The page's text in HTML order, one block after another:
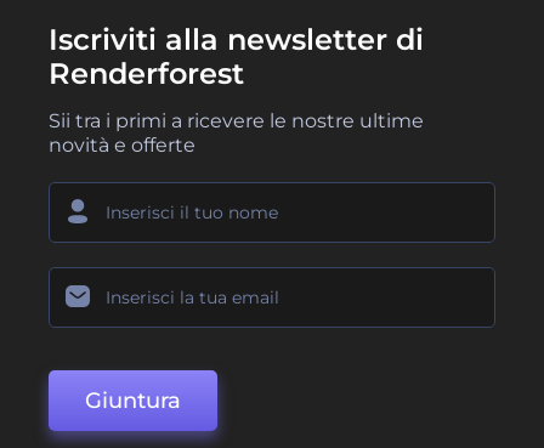
Iscriviti alla newsletter di
Renderforest
Sii tra i primi a ricevere le nostre ultime
novità e offerte
Giuntura